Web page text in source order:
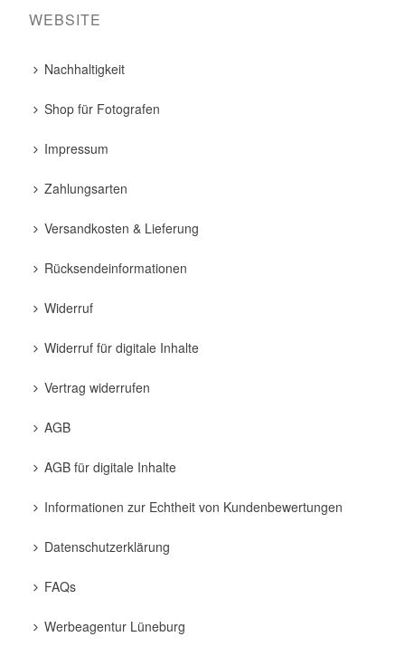
WEBSITE
Nachhaltigkeit
Shop für Fotografen
Impressum
Zahlungsarten
Versandkosten & Lieferung
Rücksendeinformationen
Widerruf
Widerruf für digitale Inhalte
Vertrag widerrufen
AGB
AGB für digitale Inhalte
Informationen zur Echtheit von Kundenbewertungen
Datenschutzerklärung
FAQs
Werbeagentur Lüneburg